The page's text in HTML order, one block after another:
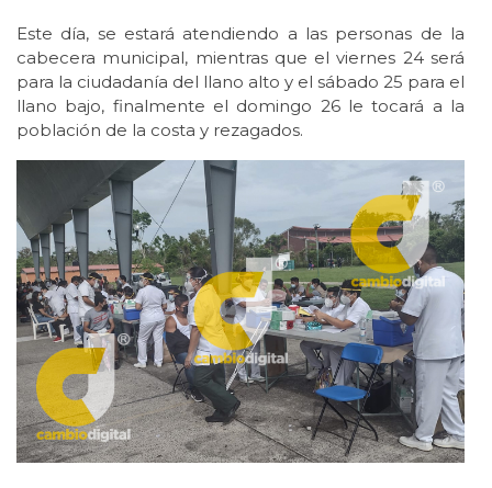
Este día, se estará atendiendo a las personas de la
cabecera municipal, mientras que el viernes 24 será
para la ciudadanía del llano alto y el sábado 25 para el
llano bajo, finalmente el domingo 26 le tocará a la
población de la costa y rezagados.